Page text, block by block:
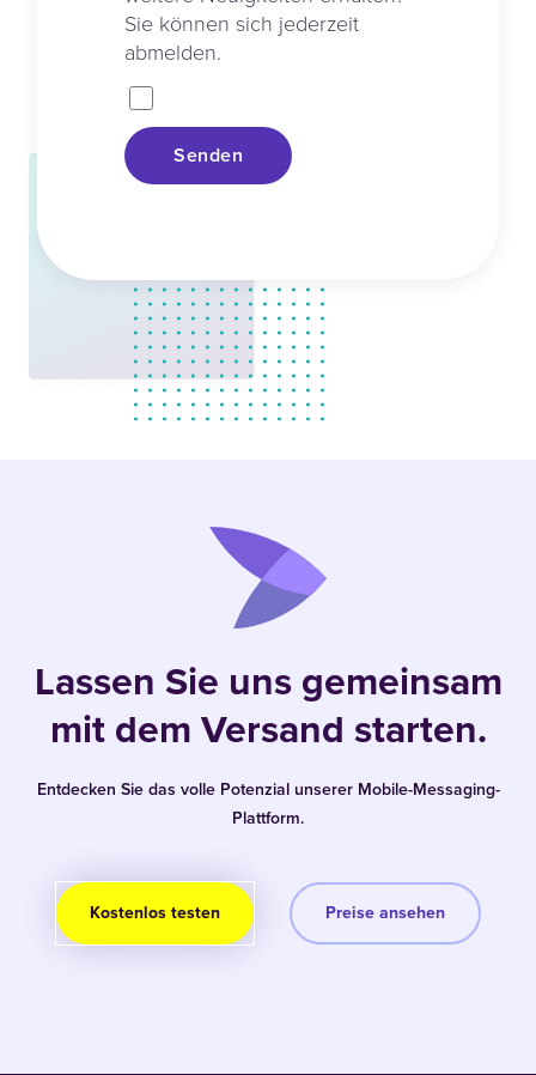
Sie können sich jederzeit
abmelden.
Senden
Lassen Sie uns gemeinsam
mit dem Versand starten.
Entdecken Sie das volle Potenzial unserer Mobile-Messaging-
Plattform.
Kostenlos testen Preise ansehen